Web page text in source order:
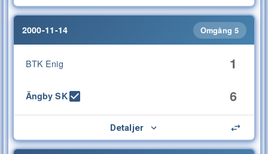
2000-11-14 Omgång 5
BTK Enig 1
Ängby SK 6
Detaljer